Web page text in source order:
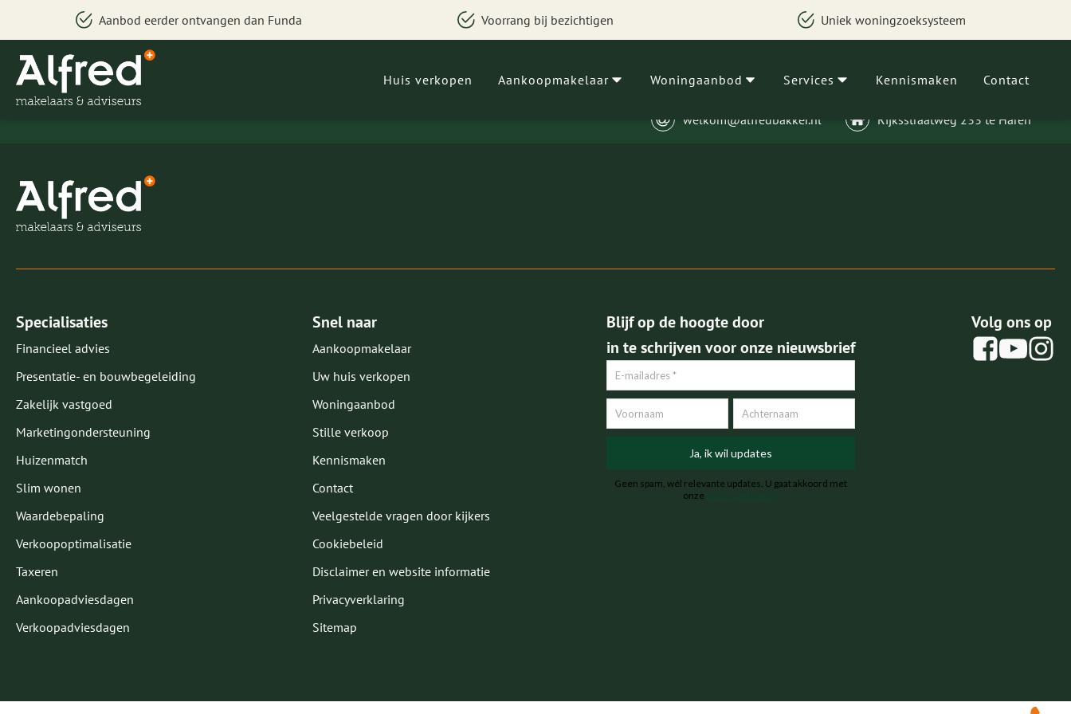
Aanbod eerder ontvangen dan Funda Voorrang bij bezichtigen Uniek woningzoeksysteem
Huis verkopen Aankoopmakelaar Woningaanbod Services Kennismaken Contact
welkom@alfredbakker.nl Rijksstraatweg 233 te Haren
Specialisaties
Financieel advies
Presentatie- en bouwbegeleiding
Zakelijk vastgoed
Marketingondersteuning
Huizenmatch
Slim wonen
Waardebepaling
Verkoopoptimalisatie
Taxeren
Aankoopadviesdagen
Verkoopadviesdagen
Snel naar
Aankoopmakelaar
Uw huis verkopen
Woningaanbod
Stille verkoop
Kennismaken
Contact
Veelgestelde vragen door kijkers
Cookiebeleid
Disclaimer en website informatie
Privacyverklaring
Sitemap
Blijf op de hoogte door
in te schrijven voor onze nieuwsbrief
Volg ons op